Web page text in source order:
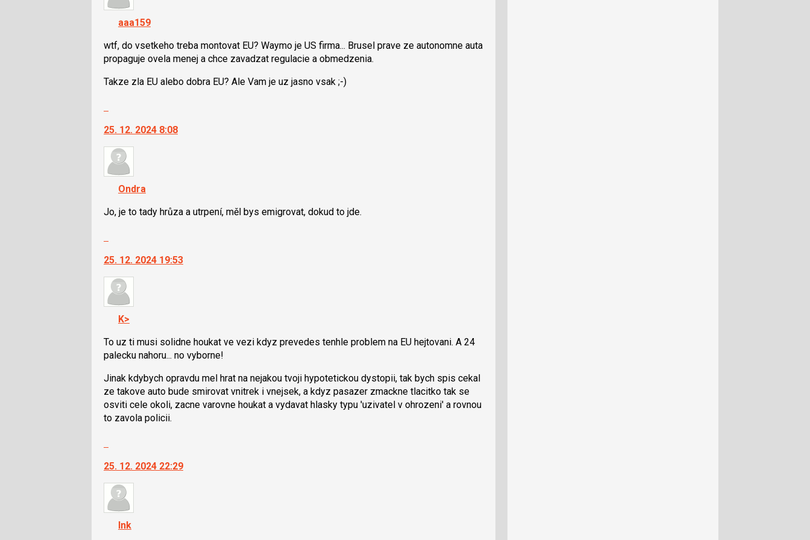
pro
předchozí
názor
navigaci
lze
použít
i
N
a
P
pro
předchozí
nový
názor
aaa159
wtf, do vsetkeho treba montovat EU? Waymo je US firma... Brusel prave ze autonomne auta
propaguje ovela menej a chce zavadzat regulacie a obmedzenia.
Takze zla EU alebo dobra EU? Ale Vam je uz jasno vsak ;-)
další
nový
názor.
navigaci
lze
použít
pro
následující
a
P
pro
nový
názor
25. 12. 2024 8:08
Ondra
Jo, je to tady hrůza a utrpení, měl bys emigrovat, dokud to jde.
další
nový
názor.
navigaci
lze
použít
i
N
pro
následující
a
předchozí
nový
názor
25. 12. 2024 19:53
K>
To uz ti musi solidne houkat ve vezi kdyz prevedes tenhle problem na EU hejtovani. A 24
palecku nahoru... no vyborne!
Jinak kdybych opravdu mel hrat na nejakou tvoji hypotetickou dystopii, tak bych spis cekal
ze takove auto bude smirovat vnitrek i vnejsek, a kdyz pasazer zmackne tlacitko tak se
osviti cele okoli, zacne varovne houkat a vydavat hlasky typu 'uzivatel v ohrozeni' a rovnou
to zavola policii.
další
nový
názor.
navigaci
lze
25. 12. 2024 22:29
Ink